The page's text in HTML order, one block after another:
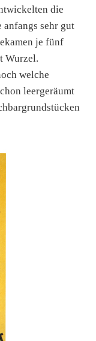
die
sehr gut
je fünf
Wurzel.
welche
leergeräumt